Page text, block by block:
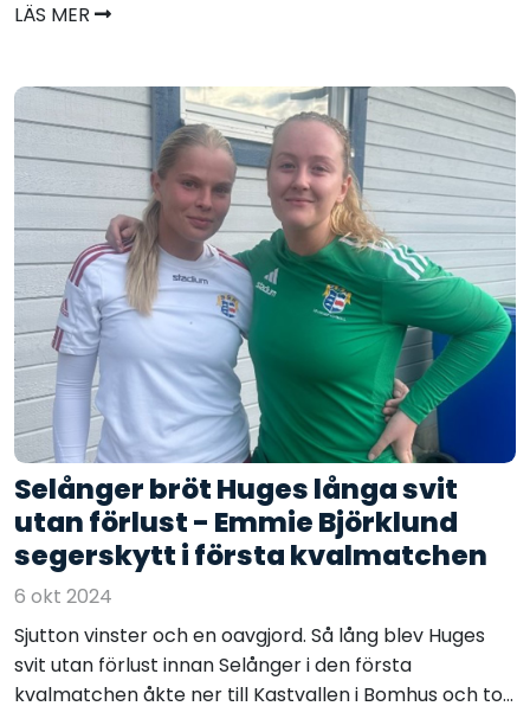
LÄS MER
Selånger bröt Huges långa svit
utan förlust - Emmie Björklund
segerskytt i första kvalmatchen
6 okt 2024
Sjutton vinster och en oavgjord. Så lång blev Huges
svit utan förlust innan Selånger i den första
kvalmatchen åkte ner till Kastvallen i Bomhus och to...